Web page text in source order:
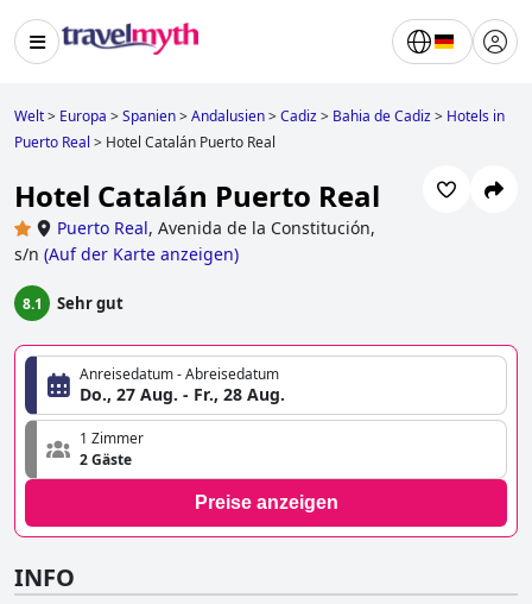
Welt> Europa >Spanien>Andalusien>Cadiz> Bahia de Cadiz> Hotels in
Puerto Real > Hotel Catalán Puerto Real
Hotel Catalán Puerto Real
Puerto Real, Avenida de la Constitución,
s/n (Auf der Karte anzeigen)
8.1 Sehr gut
Anreisedatum - Abreisedatum
Do., 27 Aug. - Fr., 28 Aug.
1 Zimmer
2 Gäste
Preise anzeigen
INFO